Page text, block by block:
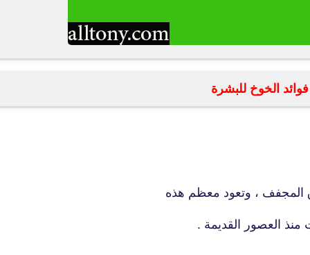
الخوخ للبشرة
المجفف ، وتعود معظم هذه
منذ العصور القديمة .